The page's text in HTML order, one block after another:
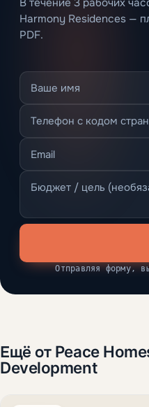
В течение 3 рабочих
Harmony Residences —
PDF.
Отправляя форму,
Ещё от Peace
Development